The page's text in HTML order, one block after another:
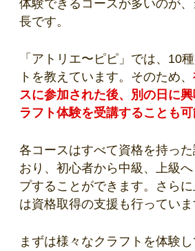
体験できるコースが多いのが
長です。
「アトリエ〜ピピ」では、10
トを教えています。そのため、
スに参加された後、別の日に
ラフト体験を受講することも
各コースはすべて資格を持っ
おり、初心者から中級、上級
プすることができます。さら
は資格取得の支援も行っていま
まずは様々なクラフトを体験